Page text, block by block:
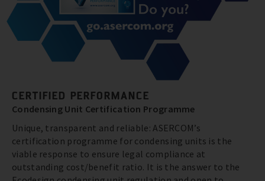
CERTIFIED PERFORMANCE
Condensing Unit Certification Programme
Unique, transparent and reliable: ASERCOM’s
certification programme for condensing units is the
viable response to ensure legal compliance at
outstanding cost/benefit ratio. It is the answer to the